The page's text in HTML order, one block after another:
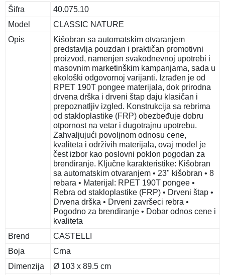
Šifra
40.075.10
Model
CLASSIC NATURE
Opis
Kišobran sa automatskim otvaranjem
predstavlja pouzdan i praktičan promotivni
proizvod, namenjen svakodnevnoj upotrebi i
masovnim marketinškim kampanjama, sada u
ekološki odgovornoj varijanti. Izrađen je od
RPET 190T pongee materijala, dok prirodna
drvena drška i drveni štap daju klasičan i
prepoznatljiv izgled. Konstrukcija sa rebrima
od stakloplastike (FRP) obezbeđuje dobru
otpornost na vetar i dugotrajnu upotrebu.
Zahvaljujući povoljnom odnosu cene,
kvaliteta i održivih materijala, ovaj model je
čest izbor kao poslovni poklon pogodan za
brendiranje. Ključne karakteristike: Kišobran
sa automatskim otvaranjem • 23" kišobran • 8
rebara • Materijal: RPET 190T pongee •
Rebra od stakloplastike (FRP) • Drveni štap •
Drvena drška • Drveni završeci rebra •
Pogodno za brendiranje • Dobar odnos cene i
kvaliteta
Brend
CASTELLI
Boja
Crna
Dimenzija
Ø 103 x 89.5 cm